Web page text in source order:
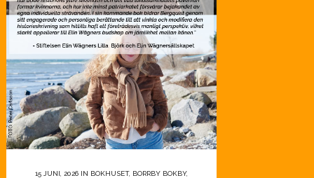
15 JUNI, 2026IN BOKHUSET, BORRBY BOKBY,